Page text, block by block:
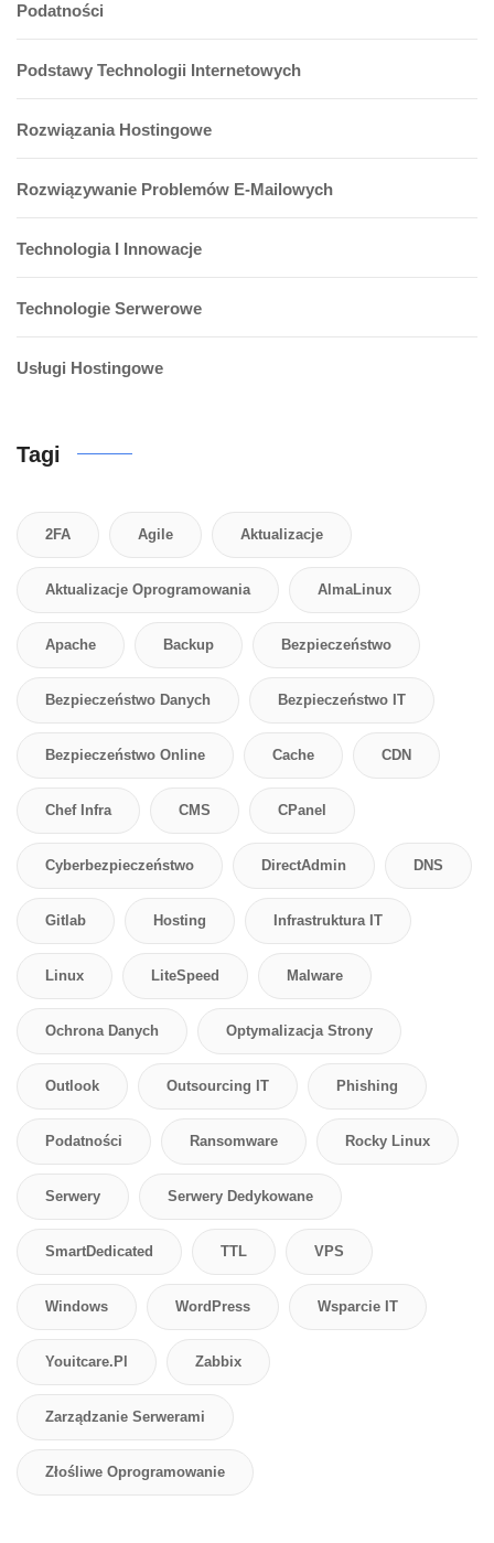
Podatności
Podstawy Technologii Internetowych
Rozwiązania Hostingowe
Rozwiązywanie Problemów E-Mailowych
Technologia I Innowacje
Technologie Serwerowe
Usługi Hostingowe
Tagi
2FA Agile Aktualizacje
Aktualizacje Oprogramowania AlmaLinux
Apache Backup Bezpieczeństwo
Bezpieczeństwo Danych Bezpieczeństwo IT
Bezpieczeństwo Online Cache CDN
Chef Infra CMS CPanel
Cyberbezpieczeństwo DirectAdmin DNS
Gitlab Hosting Infrastruktura IT
Linux LiteSpeed Malware
Ochrona Danych Optymalizacja Strony
Outlook Outsourcing IT Phishing
Podatności Ransomware Rocky Linux
Serwery Serwery Dedykowane
SmartDedicated TTL VPS
Windows WordPress Wsparcie IT
Youitcare.pl Zabbix
Zarządzanie Serwerami
Złośliwe Oprogramowanie